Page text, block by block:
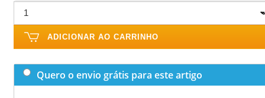
ADICIONAR AO CARRINHO
Quero o envio grátis para este artigo